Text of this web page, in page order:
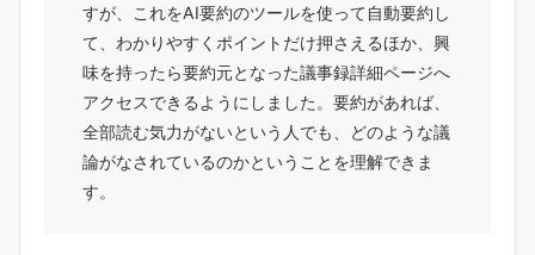
すが、これをAI要約のツールを使って自動要約し
て、わかりやすくポイントだけ押さえるほか、興
味を持ったら要約元となった議事録詳細ページへ
アクセスできるようにしました。要約があれば、
全部読む気力がないという人でも、どのような議
論がなされているのかということを理解できま
す。